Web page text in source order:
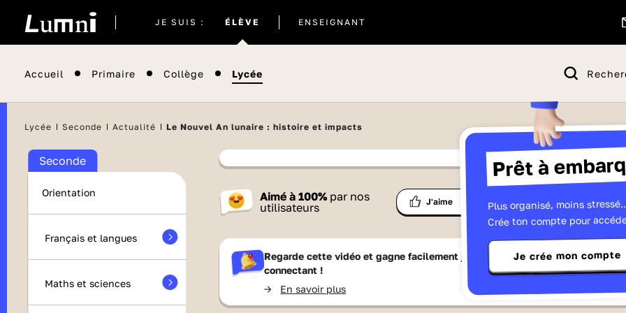
JE SUIS : ÉLÈVE
actuel
ENSEIGNANT
Accueil Primaire Collège Lycée
Prêt à
Plus organisé, moins
Crée ton compte pour
Je crée mon compte
Lycée Seconde Actualité Le Nouvel An lunaire : histoire et impacts
Seconde
Orientation
Français et langues
Maths et sciences
Contenu proposé par
France Télévisions
Aimé à100% par nos
utilisateurs
J'aime
liste
Partager
Regarde cette vidéo et gagne facilement jusqu'à 15 Lumnizen te
connectant !
-> En savoir plus